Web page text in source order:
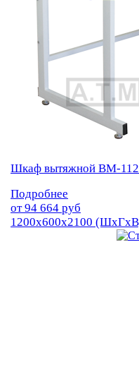
Шкаф вытяжной ВМ-112
Подробнее
от94 664 руб
1200х600х2100